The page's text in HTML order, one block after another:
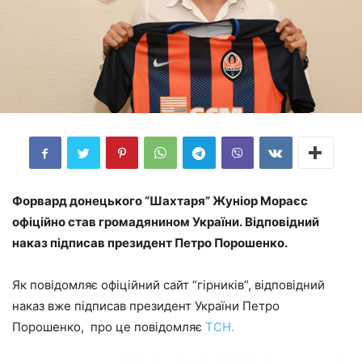
Форвард донецького “Шахтаря” Жуніор Мораєс
офіційно став громадянином України. Відповідний
наказ підписав президент Петро Порошенко.
Як повідомляє офіційний сайт “гірників”, відповідний
наказ вже підписав президент України Петро
Порошенко, про це повідомляє ТСН.